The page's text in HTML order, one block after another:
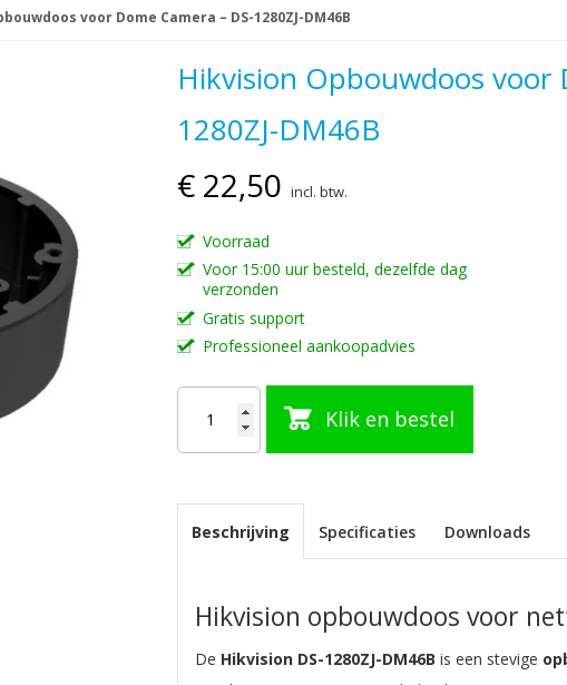
voor Dome Camera – DS-1280ZJ-DM46B
Hikvision Opbouwdoos voor
1280ZJ-DM46B
€ 22,50 incl. btw.
Voorraad
Voor 15:00 uur besteld, dezelfde dag
verzonden
Gratis support
Professioneel aankoopadvies
Klik en bestel
Beschrijving
Hikvision opbouwdoos voor
De Hikvision DS-1280ZJ-DM46B is een stevige
Specificaties Downloads